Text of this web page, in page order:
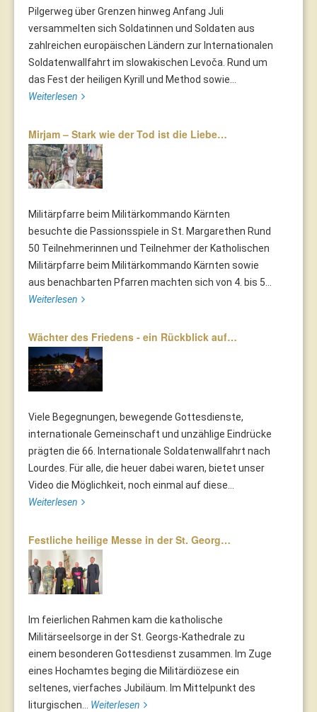
Pilgerweg über Grenzen hinweg Anfang Juli
versammelten sich Soldatinnen und Soldaten aus
zahlreichen europäischen Ländern zur Internationalen
Soldatenwallfahrt im slowakischen Levoča. Rund um
das Fest der heiligen Kyrill und Method sowie...
Weiterlesen
Mirjam – Stark wie der Tod ist die Liebe…
Militärpfarre beim Militärkommando Kärnten
besuchte die Passionsspiele in St. Margarethen Rund
50 Teilnehmerinnen und Teilnehmer der Katholischen
Militärpfarre beim Militärkommando Kärnten sowie
aus benachbarten Pfarren machten sich von 4. bis 5...
Weiterlesen
Wächter des Friedens - ein Rückblick auf…
Viele Begegnungen, bewegende Gottesdienste,
internationale Gemeinschaft und unzählige Eindrücke
prägten die 66. Internationale Soldatenwallfahrt nach
Lourdes. Für alle, die heuer dabei waren, bietet unser
Video die Möglichkeit, noch einmal auf diese...
Weiterlesen
Festliche heilige Messe in der St. Georg…
Im feierlichen Rahmen kam die katholische
Militärseelsorge in der St. Georgs-Kathedrale zu
einem besonderen Gottesdienst zusammen. Im Zuge
eines Hochamtes beging die Militärdiözese ein
seltenes, vierfaches Jubiläum. Im Mittelpunkt des
liturgischen... Weiterlesen